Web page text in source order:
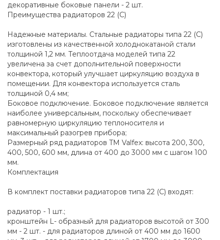
декоративные боковые панели - 2 шт.
Преимущества радиаторов 22 (C)
Надежные материалы. Стальные радиаторы типа 22 (C)
изготовлены из качественной холоднокатаной стали
толщиной 1,2 мм. Теплоотдача моделей типа 22
увеличена за счет дополнительной поверхности
конвектора, который улучшает циркуляцию воздуха в
помещении. Для конвектора используется сталь
толщиной 0,4 мм;
Боковое подключение. Боковое подключение является
наиболее универсальным, поскольку обеспечивает
равномерную циркуляцию теплоносителя и
максимальный разогрев прибора;
Размерный ряд радиаторов TM Valfex: высота 200, 300,
400, 500, 600 мм, длина от 400 до 3000 мм с шагом 100
мм.
Комплектация
В комплект поставки радиаторов типа 22 (C) входят:
радиатор - 1 шт.;
кронштейн L- образный для радиаторов высотой от 300
мм - 2 шт. - для радиаторов длиной от 400 мм до 1600